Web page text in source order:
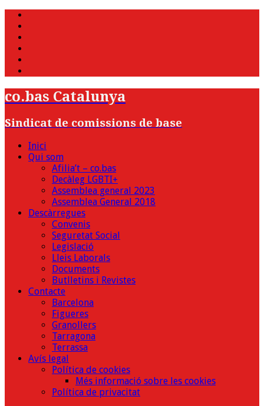
co.bas Catalunya
Sindicat de comissions de base
Inici
Qui som
Afilia’t – co.bas
Decàleg LGBTI+
Assemblea general 2023
Assemblea General 2018
Descàrregues
Convenis
Seguretat Social
Legislació
Lleis Laborals
Documents
Butlletins i Revistes
Contacte
Barcelona
Figueres
Granollers
Tarragona
Terrassa
Avís legal
Política de cookies
Més informació sobre les cookies
Política de privacitat